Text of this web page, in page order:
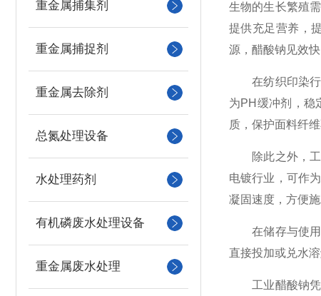
重金属捕集剂
重金属捕捉剂
重金属去除剂
总氮处理设备
水处理药剂
有机磷废水处理设备
重金属废水处理
生物的生长繁殖
提供充足营养，
源，醋酸钠见效
在纺织印染行
为PH缓冲剂，稳
质，保护面料纤
除此之外，工
电镀行业，可作
凝固速度，方便
在储存与使用
直接投加或兑水
工业醋酸钠凭